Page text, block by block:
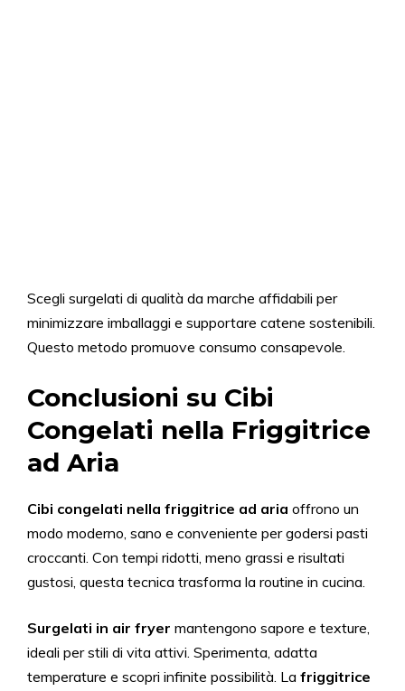
Scegli surgelati di qualità da marche affidabili per
minimizzare imballaggi e supportare catene sostenibili.
Questo metodo promuove consumo consapevole.
Conclusioni su Cibi
Congelati nella Friggitrice
ad Aria
Cibi congelati nella friggitrice ad aria offrono un
modo moderno, sano e conveniente per godersi pasti
croccanti. Con tempi ridotti, meno grassi e risultati
gustosi, questa tecnica trasforma la routine in cucina.
Surgelati in air fryer mantengono sapore e texture,
ideali per stili di vita attivi. Sperimenta, adatta
temperature e scopri infinite possibilità. La friggitrice